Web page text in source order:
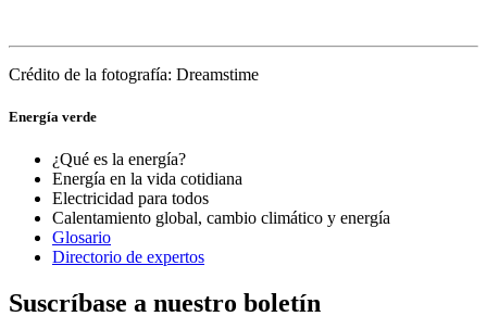
Crédito de la fotografía: Dreamstime
Energía verde
¿Qué es la energía?
Energía en la vida cotidiana
Electricidad para todos
Calentamiento global, cambio climático y energía
Glosario
Directorio de expertos
Suscríbase a nuestro boletín